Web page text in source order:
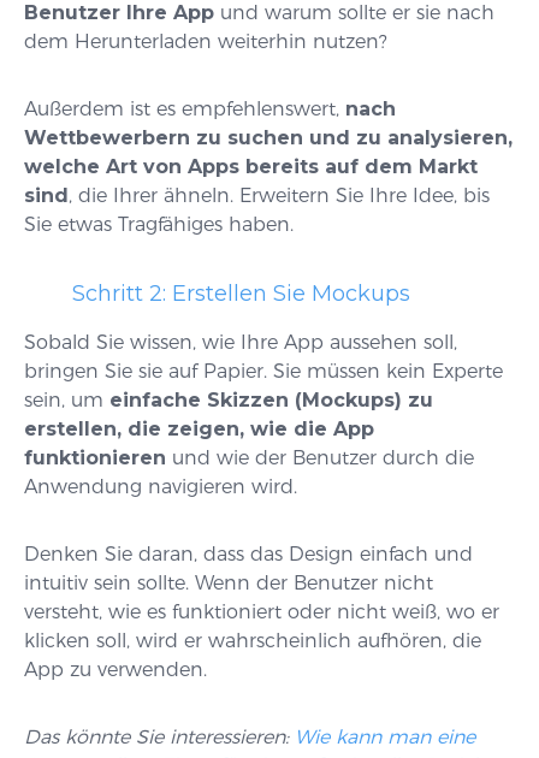
Benutzer Ihre App und warum sollte er sie nach
dem Herunterladen weiterhin nutzen?
Außerdem ist es empfehlenswert, nach
Wettbewerbern zu suchen und zu analysieren,
welche Art von Apps bereits auf dem Markt
sind, die Ihrer ähneln. Erweitern Sie Ihre Idee, bis
Sie etwas Tragfähiges haben.
Schritt 2: Erstellen Sie Mockups
Sobald Sie wissen, wie Ihre App aussehen soll,
bringen Sie sie auf Papier. Sie müssen kein Experte
sein, um einfache Skizzen (Mockups) zu
erstellen, die zeigen, wie die App
funktionieren und wie der Benutzer durch die
Anwendung navigieren wird.
Denken Sie daran, dass das Design einfach und
intuitiv sein sollte. Wenn der Benutzer nicht
versteht, wie es funktioniert oder nicht weiß, wo er
klicken soll, wird er wahrscheinlich aufhören, die
App zu verwenden.
Das könnte Sie interessieren: Wie kann man eine